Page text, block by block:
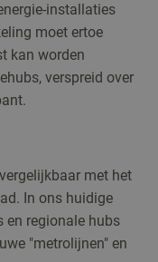
installaties
moet ertoe
kan worden
verspreid over
met het
In ons huidige
en regionale hubs
"metrolijnen" en